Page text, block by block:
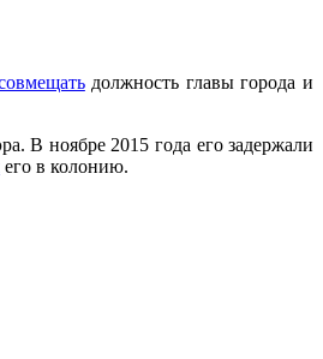
должность главы города и
В ноябре 2015 года его задержали
его в колонию.